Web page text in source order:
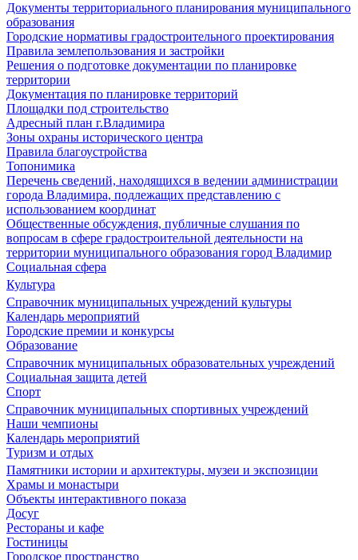
Документы территориального планирования муниципального
образования
Городские нормативы градостроительного проектирования
Правила землепользования и застройки
Решения о подготовке документации по планировке
территории
Документация по планировке территорий
Площадки под строительство
Адресный план г.Владимира
Зоны охраны исторического центра
Правила благоустройства
Топонимика
Перечень сведений, находящихся в ведении администрации
города Владимира, подлежащих представлению с
использованием координат
Общественные обсуждения, публичные слушания по
вопросам в сфере градостроительной деятельности на
территории муниципального образования город Владимир
Социальная сфера
Культура
Справочник муниципальных учреждений культуры
Календарь мероприятий
Городские премии и конкурсы
Образование
Справочник муниципальных образовательных учреждений
Социальная защита детей
Спорт
Справочник муниципальных спортивных учреждений
Наши чемпионы
Календарь мероприятий
Туризм и отдых
Памятники истории и архитектуры, музеи и экспозиции
Храмы и монастыри
Объекты интерактивного показа
Досуг
Рестораны и кафе
Гостиницы
Городское пространство